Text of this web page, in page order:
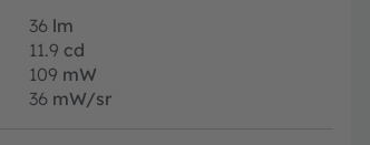
36 lm
11.9 cd
109 mW
36 mW/sr